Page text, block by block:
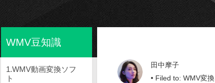
田中摩子
• Filed to: WMV変換
WMV豆知識
1.WMV動画変換ソフ
ト